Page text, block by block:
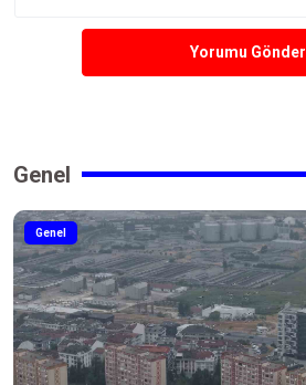
Yorumu Gönder
Genel
Genel